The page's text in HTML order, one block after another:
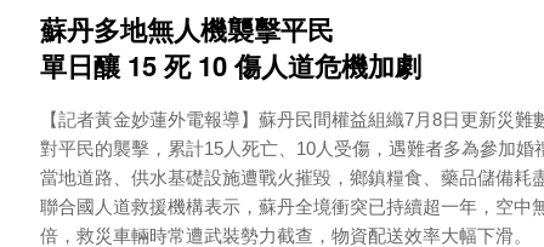
蘇丹多地無人機襲擊平民
單日釀 15 死 10 傷人道危機加劇
【記者黃金妙蓮外電報導】蘇丹民間權益組織7月8日更新災
對平民的襲擊，累計15人死亡、10人受傷，遇難者多為參加婚
當地道路、供水基礎設施遭戰火摧毀，鄉鎮糧食、藥品儲備耗
聯合國人道救援機構表示，蘇丹全境衝突已持續超一年，空中
倍，救災車輛時常遭武裝勢力截查，物資配送效率大幅下滑。